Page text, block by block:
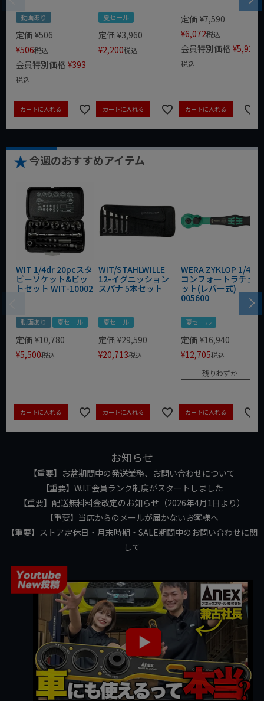
動画あり
定価 ¥506
¥506税込
会員特別価格 ¥393
税込
カートに入れる
夏セール
定価 ¥3,960
¥2,200税込
カートに入れる
定価 ¥7,590
¥6,072税込
会員特別価格 ¥5,920
税込
カートに入れる
今週のおすすめアイテム
WIT 1/4dr 20pcスタ
ビーソケット&ビッ
トセット WIT-10002
動画あり 夏セール
定価 ¥10,780
¥5,500税込
カートに入れる
WIT/STAHLWILLE
12-イグニッション
スパナ 5本セット
夏セール
定価 ¥29,590
¥20,713税込
カートに入れる
WERA ZYKLOP 1/4"
コンフォートラチェ
ット(レバー式)
005600
夏セール
定価 ¥16,940
¥12,705税込
残りわずか
カートに入れる
お知らせ
【重要】お盆期間中の発送業務、お問い合わせについて
【重要】W.I.T会員ランク制度がスタートしました
【重要】配送無料料金改定のお知らせ（2026年4月1日より）
【重要】当店からのメールが届かないお客様へ
【重要】ストア定休日・月末時期・SALE期間中のお問い合わせに関
して